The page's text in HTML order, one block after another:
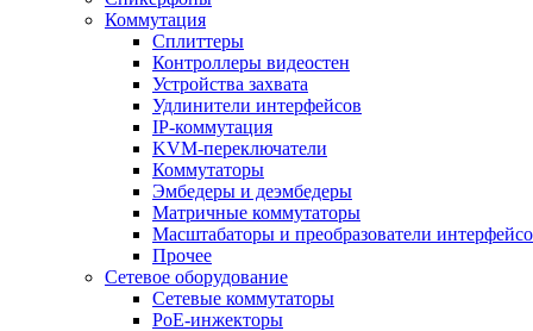
Коммутация
Сплиттеры
Контроллеры видеостен
Устройства захвата
Удлинители интерфейсов
IP-коммутация
KVM-переключатели
Коммутаторы
Эмбедеры и деэмбедеры
Матричные коммутаторы
Масштабаторы и преобразователи
Прочее
Сетевое оборудование
Сетевые коммутаторы
PoE-инжекторы